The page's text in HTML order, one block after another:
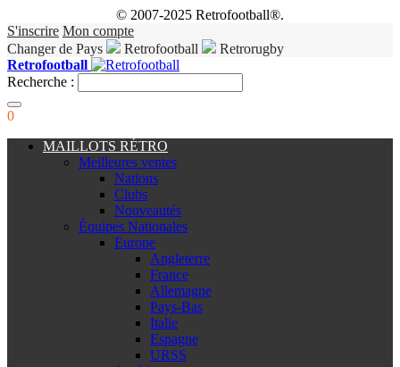
© 2007-2025 Retrofootball®.
S'inscrire Mon compte
Changer de Pays
Retrofootball
Retrorugby
Retrofootball
Recherche :
0
MAILLOTS RÉTRO
Meilleures ventes
Nations
Clubs
Nouveautés
Équipes Nationales
Europe
Angleterre
France
Allemagne
Pays-Bas
Italie
Espagne
URSS